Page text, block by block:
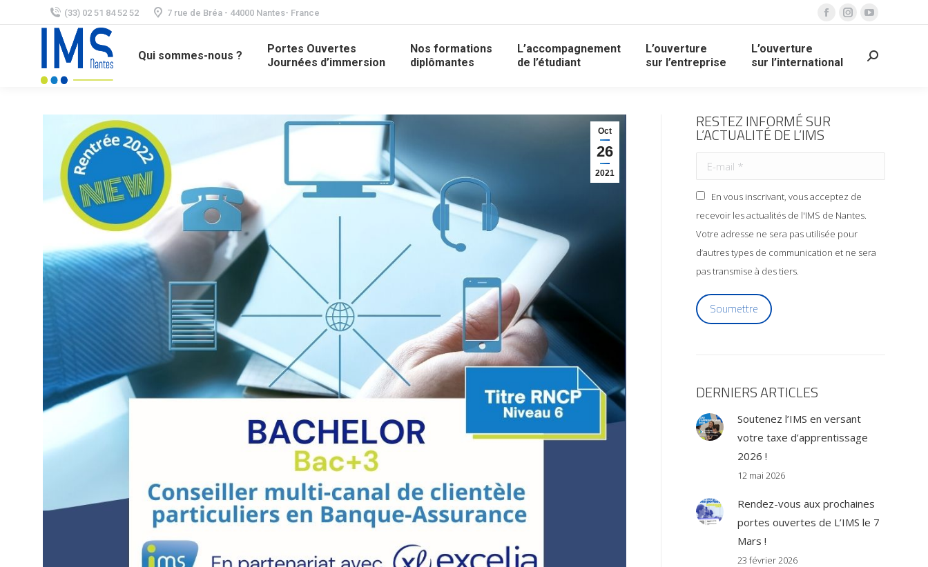
(33) 02 51 84 52 52 7 rue de Bréa - 44000 Nantes- France
Qui sommes-nous ?
Portes Ouvertes
Journées d’immersion
Nos formations
diplômantes
L’accompagnement
de l’étudiant
L’ouverture
sur l’entreprise
L’ouverture
sur l’international
Oct
26
2021
RESTEZ INFORMÉ SUR
L’ACTUALITÉ DE L’IMS
En vous inscrivant, vous acceptez de
recevoir les actualités de l'IMS de Nantes.
Votre adresse ne sera pas utilisée pour
d’autres types de communication et ne sera
pas transmise à des tiers.
Soumettre
DERNIERS ARTICLES
Soutenez l’IMS en versant
votre taxe d’apprentissage
2026 !
12 mai 2026
Rendez-vous aux prochaines
portes ouvertes de L’IMS le 7
Mars !
23 février 2026